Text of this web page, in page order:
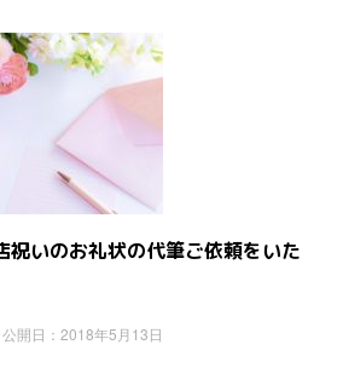
祝いのお礼状の代筆ご依頼をいた
公開日： 2018年5月13日